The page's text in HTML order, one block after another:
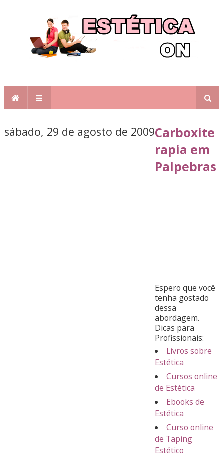
sábado, 29 de agosto de 2009Carboxite
rapia em
Palpebras
Espero que você
tenha gostado
dessa
abordagem.
Dicas para
Profissionais:
Livros sobre
Estética
Cursos online
de Estética
Ebooks de
Estética
Curso online
de Taping
Estético